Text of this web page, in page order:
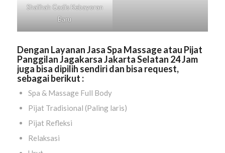
Shalihah GadisKebayoran
Baru
Dengan Layanan Jasa Spa Massage atau Pijat
Panggilan Jagakarsa Jakarta Selatan 24 Jam
juga bisa dipilih sendiri dan bisa request,
sebagai berikut :
Spa & Massage Full Body
Pijat Tradisional (Paling laris)
Pijat Refleksi
Relaksasi